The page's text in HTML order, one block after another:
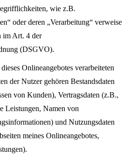
wie z.B.
oder deren „Verarbeitung“ verweise
im Art. 4 der
(DSGVO).
Onlineangebotes verarbeiteten
der Nutzer gehören Bestandsdaten
von Kunden), Vertragsdaten (z.B.,
Leistungen, Namen von
und Nutzungsdaten
meines Onlineangebotes,